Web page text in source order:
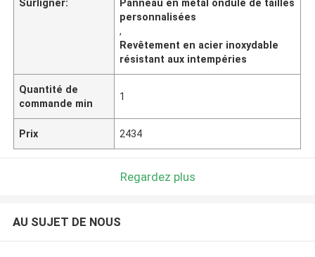
Surligner:
Panneau en métal ondulé de tailles
personnalisées
,
Revêtement en acier inoxydable
résistant aux intempéries
Quantité de
commande min
1
Prix 2434
Regardez plus
AU SUJET DE NOUS